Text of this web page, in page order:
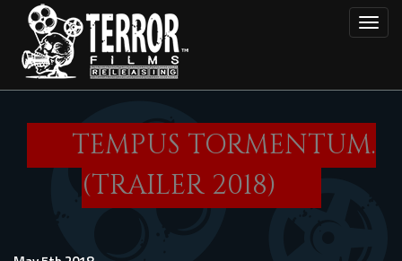
main
content
TEMPUS TORMENTUM.
(TRAILER 2018)